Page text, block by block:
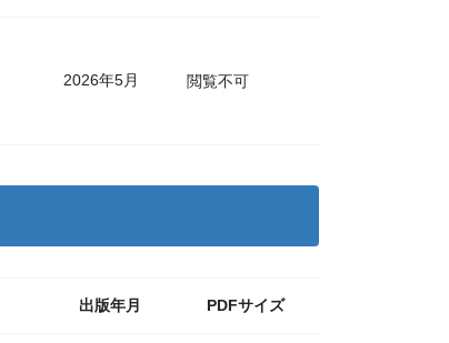
2026年5月 閲覧不可
出版年月 PDFサイズ